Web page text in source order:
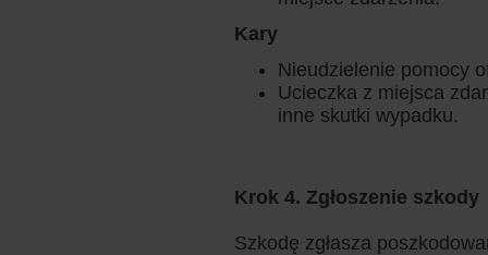
Kary
Nieudzielenie pomocy
Ucieczka z miejsca
inne skutki wypadku.
Krok 4. Zgłoszenie szkody
Szkodę zgłasza